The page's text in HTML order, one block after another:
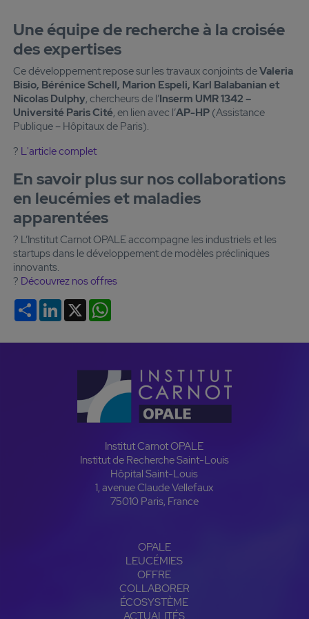
Une équipe de recherche à la croisée
des expertises
Ce développement repose sur les travaux conjoints deValeria
Bisio, Bérénice Schell, Marion Espeli, Karl Balabanian et
Nicolas Dulphy, chercheurs de l’Inserm UMR 1342 –
Université Paris Cité, en lien avec l’AP-HP(Assistance
Publique – Hôpitaux de Paris).
? L'article complet
En savoir plus sur nos collaborations
en leucémies et maladies
apparentées
? L’Institut Carnot OPALE accompagne les industriels et les
startups dans le développement de modèles précliniques
innovants.
? Découvrez nos offres
PartagerLinkedIn
X WhatsApp
Institut Carnot OPALE
Institut de Recherche Saint-Louis
Hôpital Saint-Louis
1, avenue Claude Vellefaux
75010 Paris, France
OPALE
LEUCÉMIES
OFFRE
COLLABORER
ÉCOSYSTÈME
ACTUALITÉS